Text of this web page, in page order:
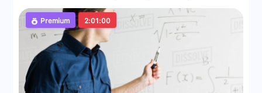
Premium 2:01:00